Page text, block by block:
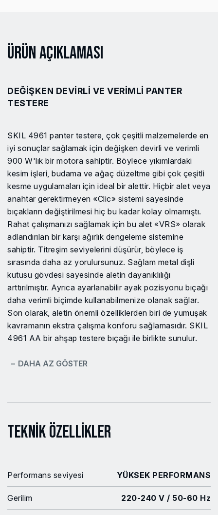
Ürün Açıklaması
DEĞIŞKEN DEVIRLI VE VERIMLI PANTER
TESTERE
SKIL 4961 panter testere, çok çeşitli malzemelerde en
iyi sonuçlar sağlamak için değişken devirli ve verimli
900 W'lık bir motora sahiptir. Böylece yıkımlardaki
kesim işleri, budama ve ağaç düzeltme gibi çok çeşitli
kesme uygulamaları için ideal bir alettir. Hiçbir alet veya
anahtar gerektirmeyen «Clic» sistemi sayesinde
bıçakların değiştirilmesi hiç bu kadar kolay olmamıştı.
Rahat çalışmanızı sağlamak için bu alet «VRS» olarak
adlandırılan bir karşı ağırlık dengeleme sistemine
sahiptir. Titreşim seviyelerini düşürür, böylece iş
sırasında daha az yorulursunuz. Sağlam metal dişli
kutusu gövdesi sayesinde aletin dayanıklılığı
arttırılmıştır. Ayrıca ayarlanabilir ayak pozisyonu bıçağı
daha verimli biçimde kullanabilmenize olanak sağlar.
Son olarak, aletin önemli özelliklerden biri de yumuşak
kavramanın ekstra çalışma konforu sağlamasıdır. SKIL
4961 AA bir ahşap testere bıçağı ile birlikte sunulur.
− DAHA AZ GÖSTER
Teknik Özellikler
Performans seviyesi YÜKSEK PERFORMANS
Gerilim 220-240 V / 50-60 Hz